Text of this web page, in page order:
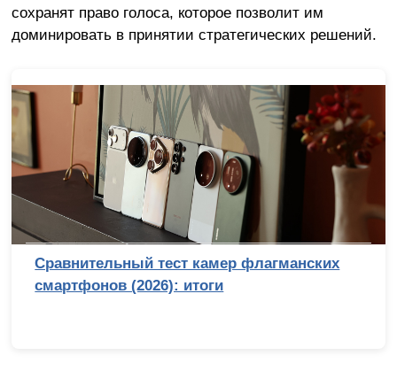
сохранят право голоса, которое позволит им
доминировать в принятии стратегических решений.
Лучший процессор под DDR4 в 2026 году:
AM4 против LGA 1700